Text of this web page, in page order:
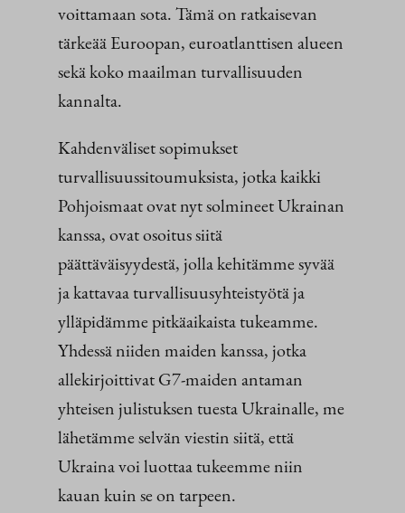
voittamaan sota. Tämä on ratkaisevan
tärkeää Euroopan, euroatlanttisen alueen
sekä koko maailman turvallisuuden
kannalta.
Kahdenväliset sopimukset
turvallisuussitoumuksista, jotka kaikki
Pohjoismaat ovat nyt solmineet Ukrainan
kanssa, ovat osoitus siitä
päättäväisyydestä, jolla kehitämme syvää
ja kattavaa turvallisuusyhteistyötä ja
ylläpidämme pitkäaikaista tukeamme.
Yhdessä niiden maiden kanssa, jotka
allekirjoittivat G7-maiden antaman
yhteisen julistuksen tuesta Ukrainalle, me
lähetämme selvän viestin siitä, että
Ukraina voi luottaa tukeemme niin
kauan kuin se on tarpeen.